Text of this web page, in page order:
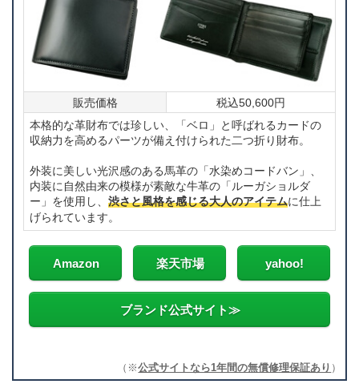
販売価格
税込50,600円
本格的な革財布では珍しい、「ベロ」と呼ばれるカードの
収納力を高めるパーツが備え付けられた二つ折り財布。
外装に美しい光沢感のある馬革の「水染めコードバン」、
内装に自然由来の模様が素敵な牛革の「ルーガショルダ
ー」を使用し、 渋さと風格を感じる大人のアイテムに仕上
げられています。
Amazon 楽天市場 yahoo!
ブランド公式サイト≫
（※公式サイトなら1年間の無償修理保証あり ）